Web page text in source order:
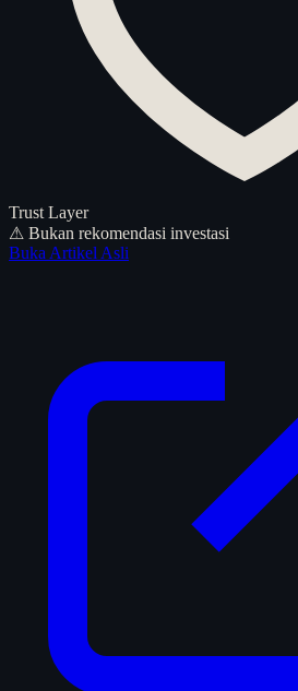
Trust Layer
⚠ Bukan rekomendasi investasi
Buka Artikel Asli